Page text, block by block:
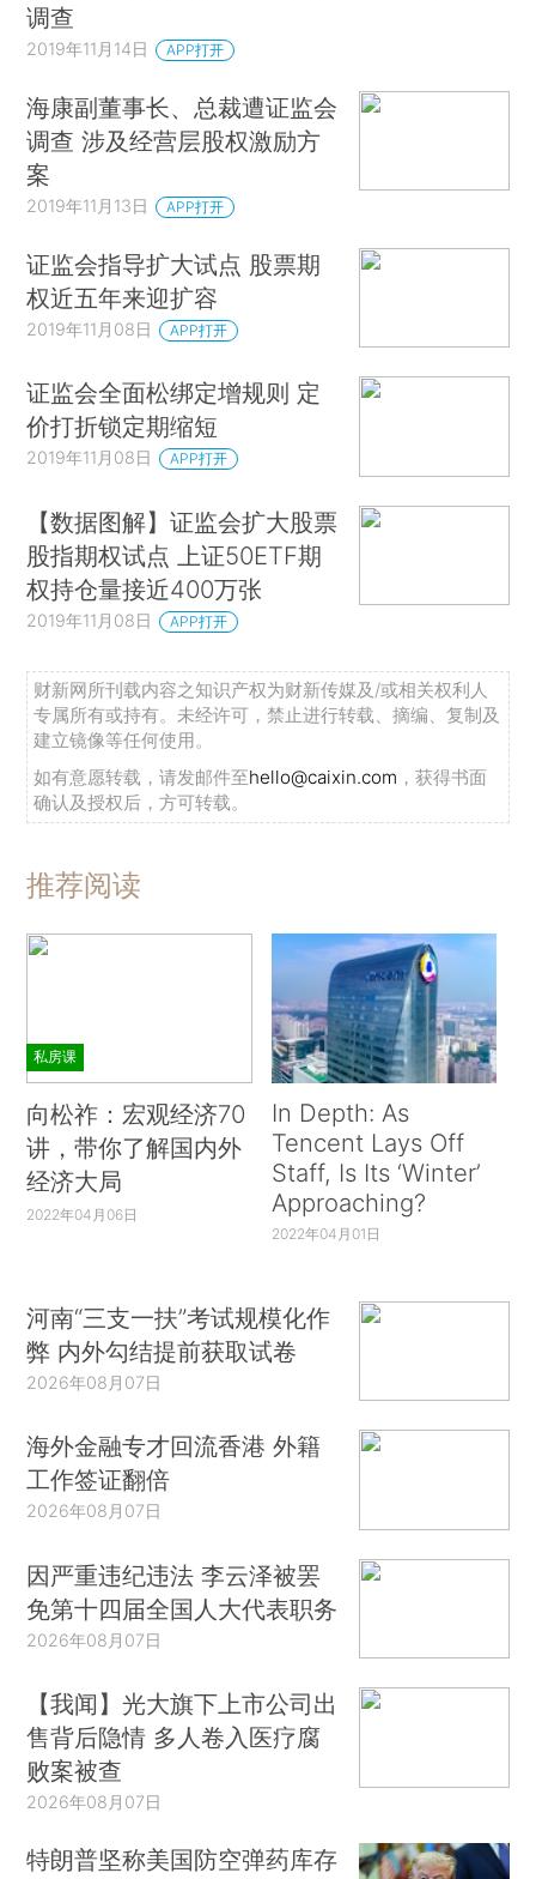
调查
2019年11月14日 APP打开
海康副董事长、总裁遭证监会
调查 涉及经营层股权激励方
案
2019年11月13日 APP打开
证监会指导扩大试点 股票期
权近五年来迎扩容
2019年11月08日 APP打开
证监会全面松绑定增规则 定
价打折锁定期缩短
2019年11月08日 APP打开
【数据图解】证监会扩大股票
股指期权试点 上证50ETF期
权持仓量接近400万张
2019年11月08日 APP打开
财新网所刊载内容之知识产权为财新传媒及/或相关权利人
专属所有或持有。未经许可，禁止进行转载、摘编、复制及
建立镜像等任何使用。
如有意愿转载，请发邮件至hello@caixin.com ，获得书面
确认及授权后，方可转载。
推荐阅读
私房课
向松祚：宏观经济70
讲，带你了解国内外
经济大局
2022年04月06日
In Depth: As
Tencent Lays Off
Staff, Is Its ‘Winter’
Approaching?
2022年04月01日
河南“三支一扶”考试规模化作
弊 内外勾结提前获取试卷
2026年08月07日
海外金融专才回流香港 外籍
工作签证翻倍
2026年08月07日
因严重违纪违法 李云泽被罢
免第十四届全国人大代表职务
2026年08月07日
【我闻】光大旗下上市公司出
售背后隐情 多人卷入医疗腐
败案被查
2026年08月07日
特朗普坚称美国防空弹药库存